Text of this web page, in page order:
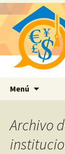
Menú
Archivo